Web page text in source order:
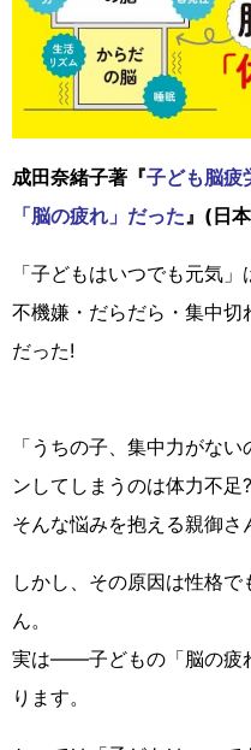
成田奈緒子著『子ども脳疲
「脳の疲れ」だった 』(日
「子どもはいつでも元気
不機嫌・だらだら・集中
だった!
「うちの子、集中力がな
ンしてしまうのは体力不足?
そんな悩みを抱える親御さ
しかし、その原因は性格
ん。
実は――子どもの「脳の疲
ります。